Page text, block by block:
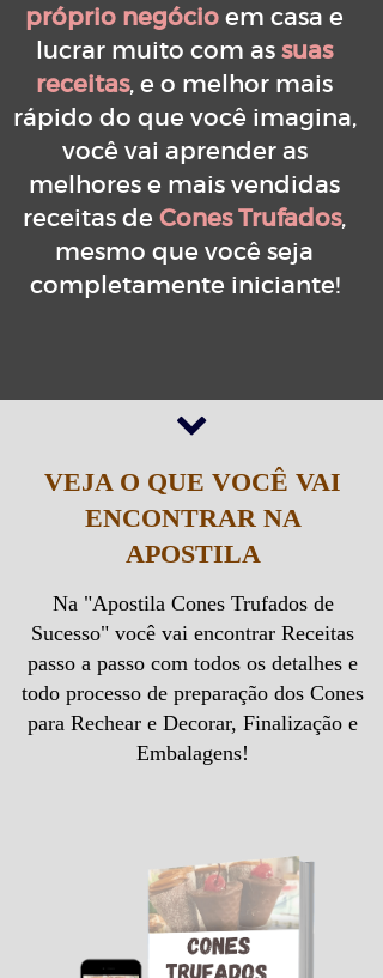
VEJA O QUE VOCÊ VAI
ENCONTRAR NA
APOSTILA
Na "Apostila Cones Trufados de
Sucesso" você vai encontrar Receitas
passo a passo com todos os detalhes e
todo processo de preparação dos Cones
para Rechear e Decorar, Finalização e
Embalagens!
próprio negócio em casa e
lucrar muito com as suas
receitas, e o melhor mais
rápido do que você imagina,
você vai aprender as
melhores e mais vendidas
receitas de Cones Trufados,
mesmo que você seja
completamente iniciante!